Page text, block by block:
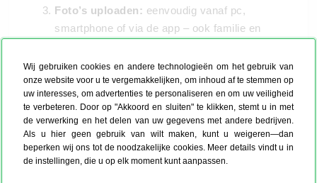
Wij gebruiken cookies en andere technologieën om het gebruik van
onze website voor u te vergemakkelijken, om inhoud af te stemmen op
uw interesses, om advertenties te personaliseren en om uw veiligheid
te verbeteren. Door op "Akkoord en sluiten" te klikken, stemt u in met
de verwerking en het delen van uw gegevens met andere bedrijven.
Als u hier geen gebruik van wilt maken, kunt u weigeren—dan
beperken wij ons tot de noodzakelijke cookies. Meer details vindt u in
de instellingen, die u op elk moment kunt aanpassen.
Foto’s uploaden: eenvoudig vanaf pc,
smartphone of via de app – ook familie en
Ontwerpen & veredelen:voeg je foto’s toe, vul
aan met teksten, spreuken of cliparts en geef je
dagplanner een luxe afwerking.
Controleren & bestellen:bekijk de preview –
en zodra alles klopt, produceren wij jouw
fotokalender binnen enkele werkdagen.